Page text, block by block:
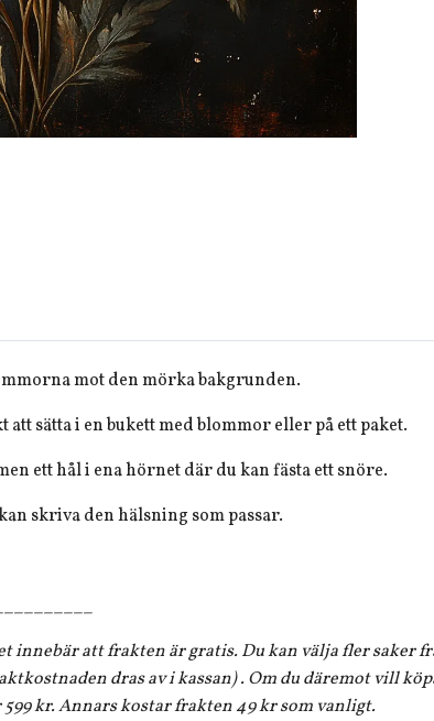
mot den mörka bakgrunden.
sätta i en bukett med blommor eller på ett paket.
ett hål i ena hörnet där du kan fästa ett snöre.
skriva den hälsning som passar.
innebär att frakten är gratis. Du kan välja fler saker
dras av i kassan) . Om du däremot vill
kr. Annars kostar frakten 49 kr som vanligt.